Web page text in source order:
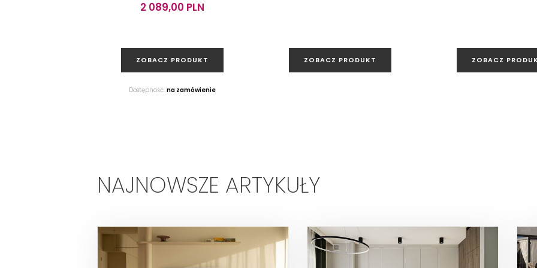
2 089,00 PLN
ZOBACZ PRODUKT
Dostępność: na zamówienie
ZOBACZ PRODUKT ZOBACZ
NAJNOWSZE ARTYKUŁY